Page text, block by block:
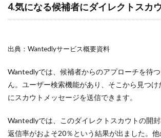
4.気になる候補者にダイレクトスカ
出典：Wantedlyサービス概要資料
Wantedlyでは、候補者からのアプローチを待
ん。ユーザー検索機能があり、そこから見つ
にスカウトメッセージを送信できます。
Wantedlyでは、このダイレクトスカウトの開封
返信率がおよそ20％という結果が出ました。